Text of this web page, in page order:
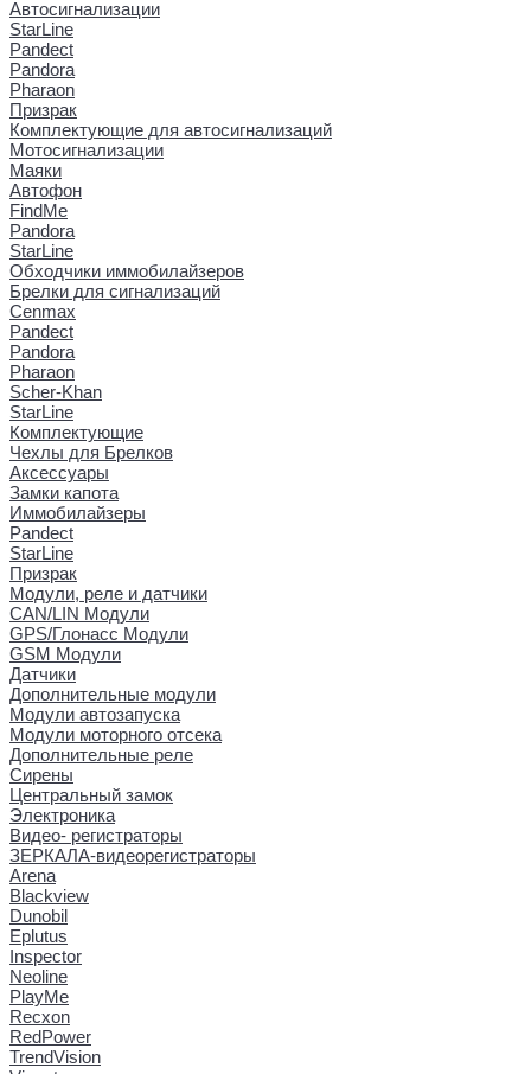
Автосигнализации
StarLine
Pandect
Pandora
Pharaon
Призрак
Комплектующие для автосигнализаций
Мотосигнализации
Маяки
Автофон
FindMe
Pandora
StarLine
Обходчики иммобилайзеров
Брелки для сигнализаций
Cenmax
Pandect
Pandora
Pharaon
Scher-Khan
StarLine
Комплектующие
Чехлы для Брелков
Аксессуары
Замки капота
Иммобилайзеры
Pandect
StarLine
Призрак
Модули, реле и датчики
CAN/LIN Модули
GPS/Глонасс Модули
GSM Модули
Датчики
Дополнительные модули
Модули автозапуска
Модули моторного отсека
Дополнительные реле
Сирены
Центральный замок
Электроника
Видео- регистраторы
ЗЕРКАЛА-видеорегистраторы
Arena
Blackview
Dunobil
Eplutus
Inspector
Neoline
PlayMe
Recxon
RedPower
TrendVision